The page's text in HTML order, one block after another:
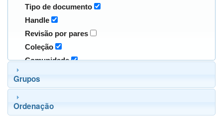
Tipo de documento
Handle
Revisão por pares
Coleção
Comunidade
Grupos
Ordenação